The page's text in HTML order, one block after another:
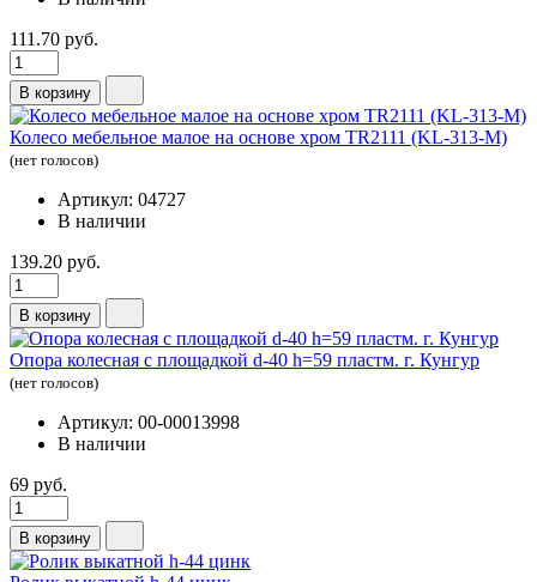
111.70 руб.
В корзину
Колесо мебельное малое на основе хром TR2111 (KL-313-M)
(нет голосов)
Артикул: 04727
В наличии
139.20 руб.
В корзину
Опора колесная с площадкой d-40 h=59 пластм. г. Кунгур
(нет голосов)
Артикул: 00-00013998
В наличии
69 руб.
В корзину